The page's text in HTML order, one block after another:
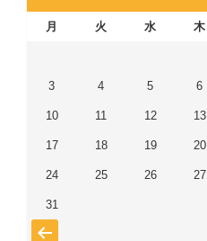
月 火 水 木
3 4 5 6
10 11 12 13
17 18 19 20
24 25 26 27
31
« 7月